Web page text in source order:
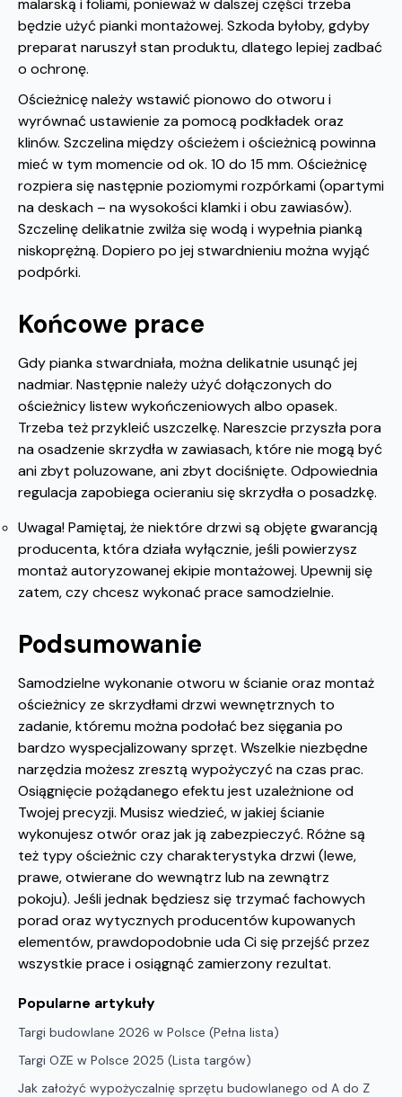
malarską i foliami, ponieważ w dalszej części trzeba
będzie użyć pianki montażowej. Szkoda byłoby, gdyby
preparat naruszył stan produktu, dlatego lepiej zadbać
o ochronę.
Ościeżnicę należy wstawić pionowo do otworu i
wyrównać ustawienie za pomocą podkładek oraz
klinów. Szczelina między ościeżem i ościeżnicą powinna
mieć w tym momencie od ok. 10 do 15 mm. Ościeżnicę
rozpiera się następnie poziomymi rozpórkami (opartymi
na deskach – na wysokości klamki i obu zawiasów).
Szczelinę delikatnie zwilża się wodą i wypełnia pianką
niskoprężną. Dopiero po jej stwardnieniu można wyjąć
podpórki.
Końcowe prace
Gdy pianka stwardniała, można delikatnie usunąć jej
nadmiar. Następnie należy użyć dołączonych do
ościeżnicy listew wykończeniowych albo opasek.
Trzeba też przykleić uszczelkę. Nareszcie przyszła pora
na osadzenie skrzydła w zawiasach, które nie mogą być
ani zbyt poluzowane, ani zbyt dociśnięte. Odpowiednia
regulacja zapobiega ocieraniu się skrzydła o posadzkę.
Uwaga! Pamiętaj, że niektóre drzwi są objęte gwarancją
producenta, która działa wyłącznie, jeśli powierzysz
montaż autoryzowanej ekipie montażowej. Upewnij się
zatem, czy chcesz wykonać prace samodzielnie.
Podsumowanie
Samodzielne wykonanie otworu w ścianie oraz montaż
ościeżnicy ze skrzydłami drzwi wewnętrznych to
zadanie, któremu można podołać bez sięgania po
bardzo wyspecjalizowany sprzęt. Wszelkie niezbędne
narzędzia możesz zresztą wypożyczyć na czas prac.
Osiągnięcie pożądanego efektu jest uzależnione od
Twojej precyzji. Musisz wiedzieć, w jakiej ścianie
wykonujesz otwór oraz jak ją zabezpieczyć. Różne są
też typy ościeżnic czy charakterystyka drzwi (lewe,
prawe, otwierane do wewnątrz lub na zewnątrz
pokoju). Jeśli jednak będziesz się trzymać fachowych
porad oraz wytycznych producentów kupowanych
elementów, prawdopodobnie uda Ci się przejść przez
wszystkie prace i osiągnąć zamierzony rezultat.
Popularne artykuły
Targi budowlane 2026 w Polsce (Pełna lista)
Targi OZE w Polsce 2025 (Lista targów)
Jak założyć wypożyczalnię sprzętu budowlanego od A do Z